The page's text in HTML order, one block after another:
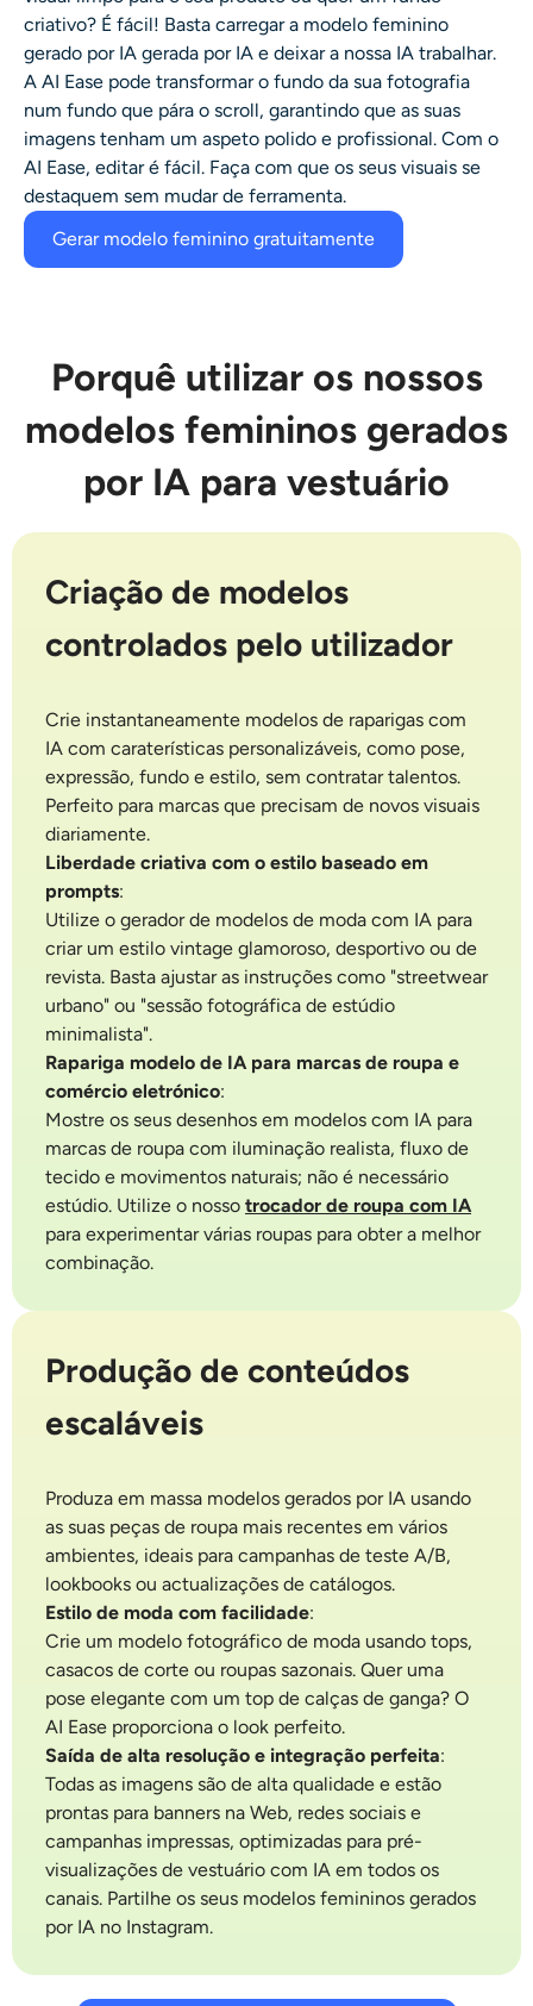
criativo? É fácil! Basta carregar a modelo feminino
gerado por IA gerada por IA e deixar a nossa IA trabalhar.
A AI Ease pode transformar o fundo da sua fotografia
num fundo que pára o scroll, garantindo que as suas
imagens tenham um aspeto polido e profissional. Com o
AI Ease, editar é fácil. Faça com que os seus visuais se
destaquem sem mudar de ferramenta.
Gerar modelo feminino gratuitamente
Porquê utilizar os nossos
modelos femininos gerados
por IA para vestuário
Criação de modelos
controlados pelo utilizador
Crie instantaneamente modelos de raparigas com
IA com caraterísticas personalizáveis, como pose,
expressão, fundo e estilo, sem contratar talentos.
Perfeito para marcas que precisam de novos visuais
diariamente.
Liberdade criativa com o estilo baseado em
prompts:
Utilize o gerador de modelos de moda com IA para
criar um estilo vintage glamoroso, desportivo ou de
revista. Basta ajustar as instruções como "streetwear
urbano" ou "sessão fotográfica de estúdio
minimalista".
Rapariga modelo de IA para marcas de roupa e
comércio eletrónico:
Mostre os seus desenhos em modelos com IA para
marcas de roupa com iluminação realista, fluxo de
tecido e movimentos naturais; não é necessário
estúdio. Utilize o nosso trocador de roupa com IA
para experimentar várias roupas para obter a melhor
combinação.
Produção de conteúdos
escaláveis
Produza em massa modelos gerados por IA usando
as suas peças de roupa mais recentes em vários
ambientes, ideais para campanhas de teste A/B,
lookbooks ou actualizações de catálogos.
Estilo de moda com facilidade:
Crie um modelo fotográfico de moda usando tops,
casacos de corte ou roupas sazonais. Quer uma
pose elegante com um top de calças de ganga? O
AI Ease proporciona o look perfeito.
Saída de alta resolução e integração perfeita:
Todas as imagens são de alta qualidade e estão
prontas para banners na Web, redes sociais e
campanhas impressas, optimizadas para pré-
visualizações de vestuário com IA em todos os
canais. Partilhe os seus modelos femininos gerados
por IA no Instagram.